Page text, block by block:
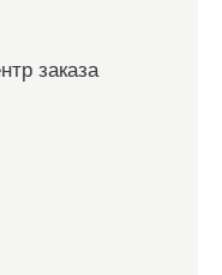
заказа